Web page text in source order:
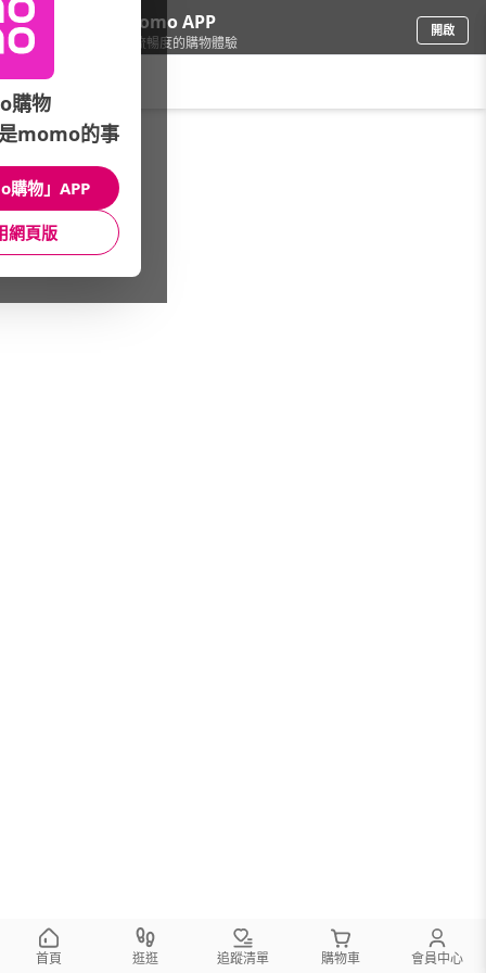
下載momo APP
給你3倍流暢度的購物體驗
開啟
餐廚用品/腰包/證件包
本館精選商品
館長推薦 月銷量
首頁 逛逛 追蹤清單 購物車 會員中心
購物
momo的事
購物」APP
網頁版